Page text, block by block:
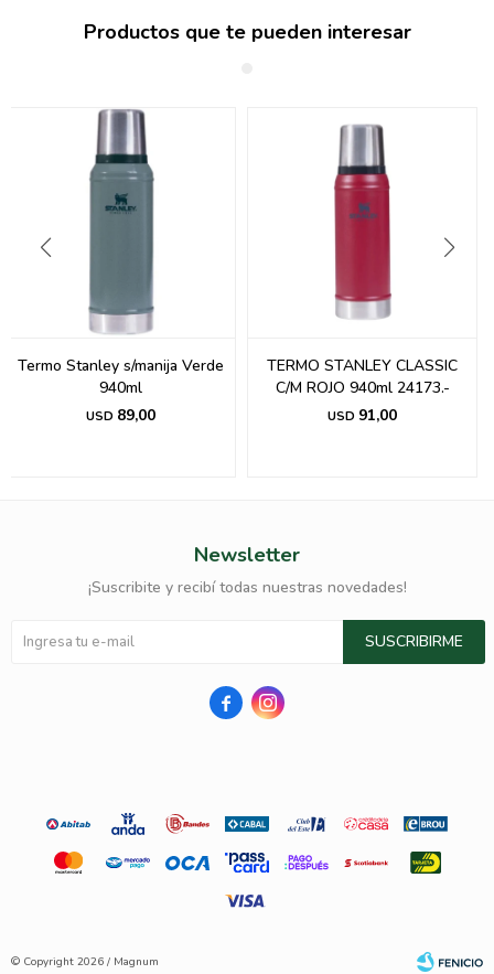
Productos que te pueden interesar
Termo Stanley s/manija Verde
940ml
USD 89,00
TERMO STANLEY CLASSIC
C/M ROJO 940ml 24173.-
USD 91,00
Newsletter
¡Suscribite y recibí todas nuestras novedades!
SUSCRIBIRME
 
© Copyright 2026 / Magnum